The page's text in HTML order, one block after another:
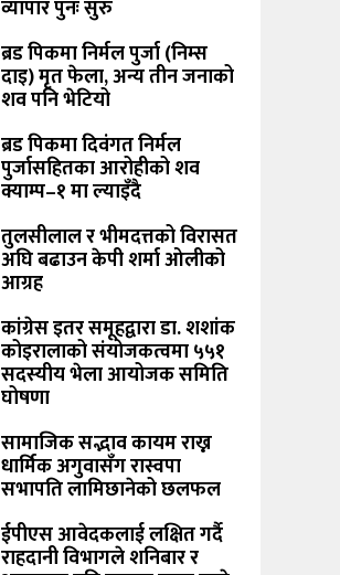
व्यापार पुनः सुरु
ब्रड पिकमा निर्मल पुर्जा (निम्स
दाइ) मृत फेला, अन्य तीन जनाको
शव पनि भेटियो
ब्रड पिकमा दिवंगत निर्मल
पुर्जासहितका आरोहीको शव
क्याम्प–१ मा ल्याइँदै
तुलसीलाल र भीमदत्तको विरासत
अघि बढाउन केपी शर्मा ओलीको
आग्रह
कांग्रेस इतर समूहद्वारा डा. शशांक
कोइरालाको संयोजकत्वमा ५५१
सदस्यीय भेला आयोजक समिति
घोषणा
सामाजिक सद्भाव कायम राख्न
धार्मिक अगुवासँग रास्वपा
सभापति लामिछानेको छलफल
ईपीएस आवेदकलाई लक्षित गर्दै
राहदानी विभागले शनिबार र